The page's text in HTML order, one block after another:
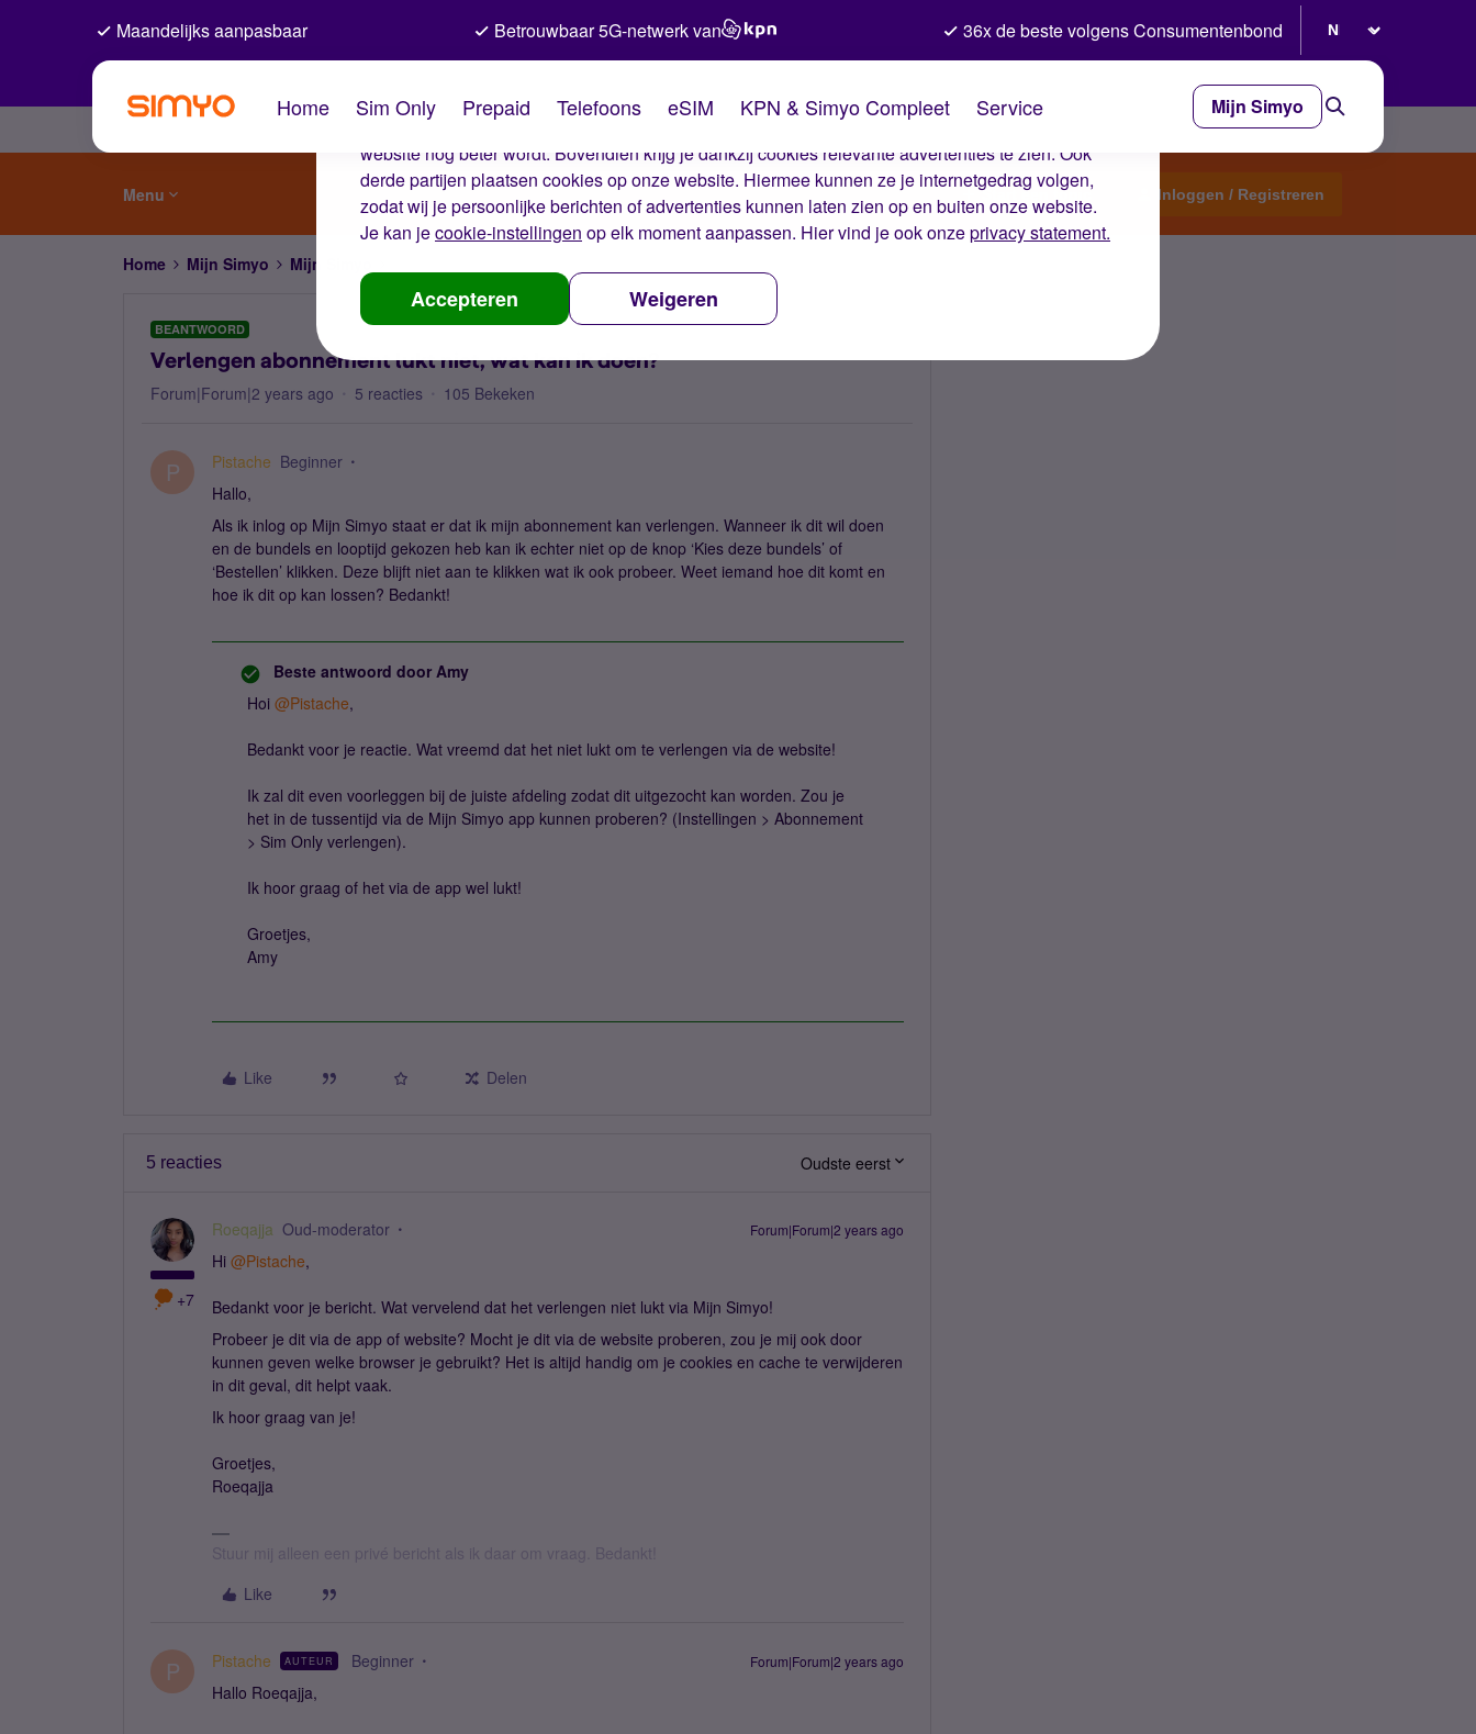
De cookies van Simyo
Wij gebruiken cookies op onze website. Met deze cookies zorgen wij ervoor dat je ervaring op de
website nog beter wordt. Bovendien krijg je dankzij cookies relevante advertenties te zien. Ook
derde partijen plaatsen cookies op onze website. Hiermee kunnen ze je internetgedrag volgen,
zodat wij je persoonlijke berichten of advertenties kunnen laten zien op en buiten onze website.
Je kan jecookie-instellingen op elk moment aanpassen. Hier vind je ook onzeprivacy statement.
Accepteren Weigeren
Maandelijks aanpasbaar Betrouwbaar 5G-netwerk van 36x de beste volgens Consumentenbond
Home Sim Only Prepaid Telefoons eSIM KPN & Simyo Compleet Service Mijn Simyo
Menu Start een topic Inloggen / Registreren
Home Mijn Simyo Mijn Simyo
BEANTWOORD
Verlengen abonnement lukt niet, wat kan ik doen?
Forum|Forum|2 years ago 5 reacties 105 Bekeken
P Pistache Beginner
Hallo,
Als ik inlog op Mijn Simyo staat er dat ik mijn abonnement kan verlengen. Wanneer ik dit wil doen
en de bundels en looptijd gekozen heb kan ik echter niet op de knop ‘Kies deze bundels’ of
‘Bestellen’ klikken. Deze blijft niet aan te klikken wat ik ook probeer. Weet iemand hoe dit komt en
hoe ik dit op kan lossen? Bedankt!
Beste antwoord door Amy
Hoi @Pistache,
Bedankt voor je reactie. Wat vreemd dat het niet lukt om te verlengen via de website!
Ik zal dit even voorleggen bij de juiste afdeling zodat dit uitgezocht kan worden. Zou je
het in de tussentijd via de Mijn Simyo app kunnen proberen? (Instellingen > Abonnement
> Sim Only verlengen).
Ik hoor graag of het via de app wel lukt!
Groetjes,
Amy
Like Delen
5 reacties Oudste eerst
+7
Roeqajja Oud-moderator Forum|Forum|2 years ago
Hi @Pistache,
Bedankt voor je bericht. Wat vervelend dat het verlengen niet lukt via Mijn Simyo!
Probeer je dit via de app of website? Mocht je dit via de website proberen, zou je mij ook door
kunnen geven welke browser je gebruikt? Het is altijd handig om je cookies en cache te verwijderen
in dit geval, dit helpt vaak.
Ik hoor graag van je!
Groetjes,
Roeqajja
Stuur mij alleen een privé bericht als ik daar om vraag. Bedankt!
Like
P Pistache AUTEUR Beginner Forum|Forum|2 years ago
Hallo Roeqajja,